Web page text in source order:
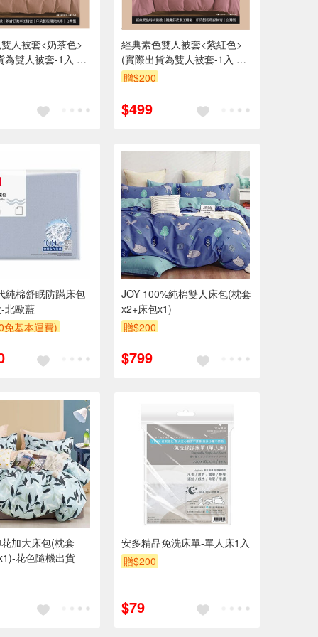
人被套<奶茶色>
為雙人被套-1入 不
經典素色雙人被套<紫紅色>
(實際出貨為雙人被套-1入 不
含其他陳列佈置物)
贈$200
$499
純棉舒眠防蹣床包
北歐藍
免基本運費)
JOY 100%純棉雙人床包(枕套
x2+床包x1)
贈$200
$799
加大床包(枕套
花色隨機出貨
安多精品免洗床單-單人床1入
贈$200
$79